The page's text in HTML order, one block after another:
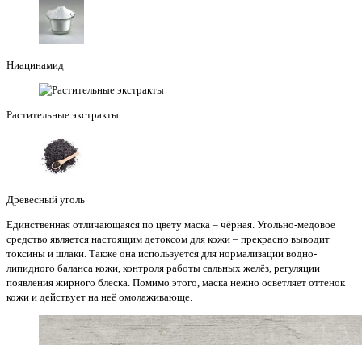
Ниацинамид
Растительные экстракты
Древесный уголь
Единственная отличающаяся по цвету маска – чёрная. Угольно-медовое
средство является настоящим детоксом для кожи – прекрасно выводит
токсины и шлаки. Также она используется для нормализации водно-
липидного баланса кожи, контроля работы сальных желёз, регуляции
появления жирного блеска. Помимо этого, маска нежно осветляет оттенок
кожи и действует на неё омолаживающе.